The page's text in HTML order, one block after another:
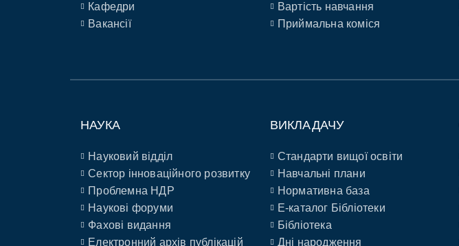
Кафедри
Вакансії
Вартість навчання
Приймальна коміся
НАУКА
Науковий відділ
Сектор інноваційного розвитку
Проблемна НДР
Наукові форуми
Фахові видання
Електронний архів публікацій
ВИКЛАДАЧУ
Стандарти вищої освіти
Навчальні плани
Нормативна база
E-каталог Бібліотеки
Бібліотека
Дні народження